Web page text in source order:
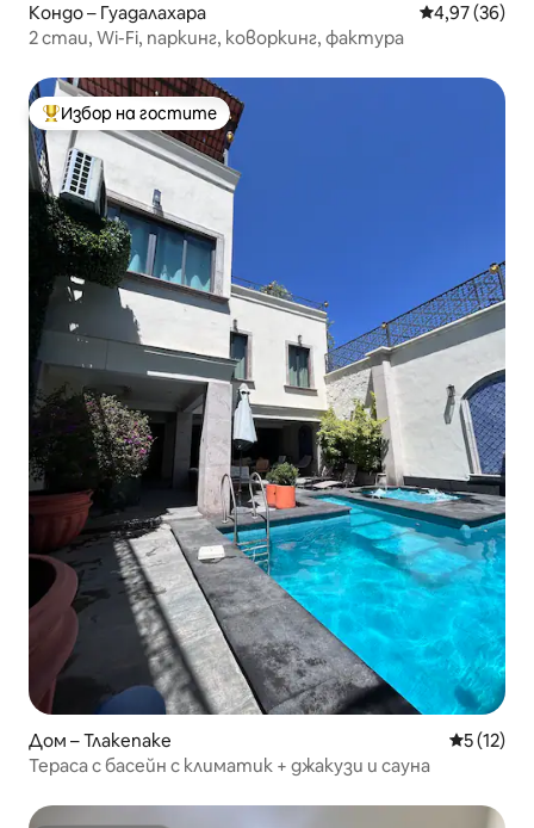
Кондо – Гуадалахара Средна
4,97 (36)
2 стаи, Wi-Fi, паркинг, коворкинг, фактура
Най-популярен избор на гостите
Избор на гостите
Дом – Тлакепаке Средна
5 (12)
Тераса с басейн с климатик + джакузи и сауна